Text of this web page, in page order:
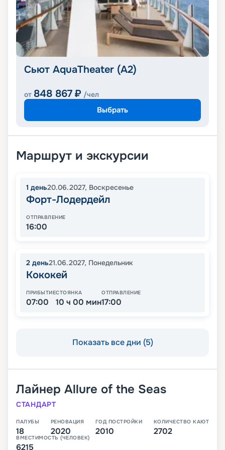
Сьют AquaTheater (A2)
от 848 867 ₽ /чел
Выбрать
Маршрут и экскурсии
1 день20.06.2027, Воскресенье
Форт-Лодердейл
ОТПРАВЛЕНИЕ
16:00
2 день21.06.2027, Понедельник
Кококей
ПРИБЫТИЕ
07:00
СТОЯНКА
10 ч 00 мин
ОТПРАВЛЕНИЕ
17:00
Показать все дни (5)
Лайнер Allure of the Seas
СТАНДАРТ
ПАЛУБЫ
18
РЕНОВАЦИЯ
2020
ГОД ПОСТРОЙКИ
2010
КОЛИЧЕСТВО КАЮТ
2702
ВМЕСТИМОСТЬ (ЧЕЛОВЕК)
6215